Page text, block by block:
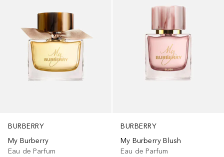
BURBERRY
My Burberry
Eau de Parfum
BURBERRY
My Burberry Blush
Eau de Parfum